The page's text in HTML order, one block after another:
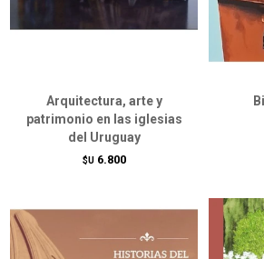
Arquitectura, arte y
patrimonio en las iglesias
del Uruguay
$U 6.800